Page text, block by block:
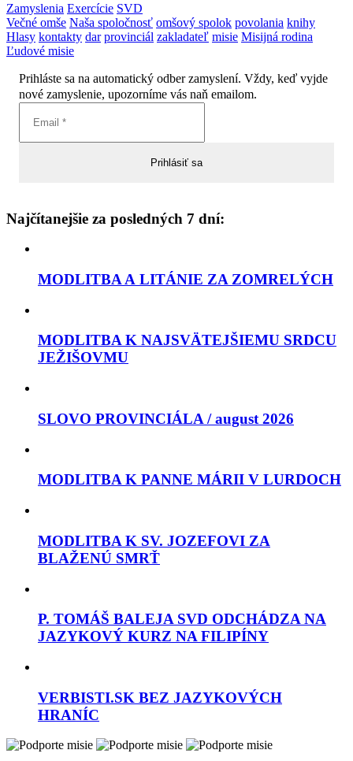
Zamyslenia Exercície SVD
Večné omše Naša spoločnosť omšový spolok povolania knihy
Hlasy kontakty dar provinciál zakladateľ misie Misijná rodina
Ľudové misie
Prihláste sa na automatický odber zamyslení. Vždy, keď vyjde
nové zamyslenie, upozorníme vás naň emailom.
Najčítanejšie za posledných 7 dní:
MODLITBA A LITÁNIE ZA ZOMRELÝCH
MODLITBA K NAJSVÄTEJŠIEMU SRDCU
JEŽIŠOVMU
SLOVO PROVINCIÁLA / august 2026
MODLITBA K PANNE MÁRII V LURDOCH
MODLITBA K SV. JOZEFOVI ZA
BLAŽENÚ SMRŤ
P. TOMÁŠ BALEJA SVD ODCHÁDZA NA
JAZYKOVÝ KURZ NA FILIPÍNY
VERBISTI.SK BEZ JAZYKOVÝCH
HRANÍC